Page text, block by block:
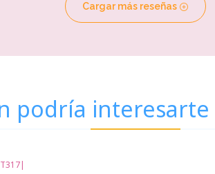
Cargar más reseñas
podría
T317|